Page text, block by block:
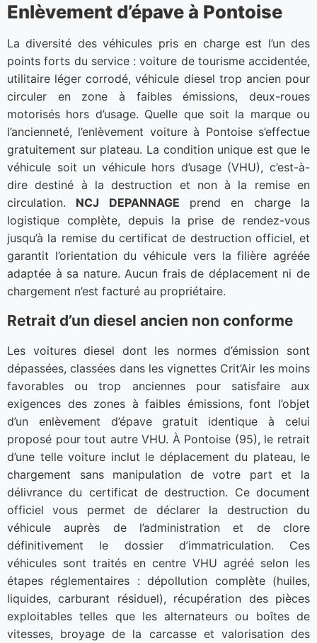
Enlèvement d’épave à Pontoise
La diversité des véhicules pris en charge est l’un des
points forts du service : voiture de tourisme accidentée,
utilitaire léger corrodé, véhicule diesel trop ancien pour
circuler en zone à faibles émissions, deux-roues
motorisés hors d’usage. Quelle que soit la marque ou
l’ancienneté, l’enlèvement voiture à Pontoise s’effectue
gratuitement sur plateau. La condition unique est que le
véhicule soit un véhicule hors d’usage (VHU), c’est-à-
dire destiné à la destruction et non à la remise en
circulation. NCJ DEPANNAGE prend en charge la
logistique complète, depuis la prise de rendez-vous
jusqu’à la remise du certificat de destruction officiel, et
garantit l’orientation du véhicule vers la filière agréée
adaptée à sa nature. Aucun frais de déplacement ni de
chargement n’est facturé au propriétaire.
Retrait d’un diesel ancien non conforme
Les voitures diesel dont les normes d’émission sont
dépassées, classées dans les vignettes Crit’Air les moins
favorables ou trop anciennes pour satisfaire aux
exigences des zones à faibles émissions, font l’objet
d’un enlèvement d’épave gratuit identique à celui
proposé pour tout autre VHU. À Pontoise (95), le retrait
d’une telle voiture inclut le déplacement du plateau, le
chargement sans manipulation de votre part et la
délivrance du certificat de destruction. Ce document
officiel vous permet de déclarer la destruction du
véhicule auprès de l’administration et de clore
définitivement le dossier d’immatriculation. Ces
véhicules sont traités en centre VHU agréé selon les
étapes réglementaires : dépollution complète (huiles,
liquides, carburant résiduel), récupération des pièces
exploitables telles que les alternateurs ou boîtes de
vitesses, broyage de la carcasse et valorisation des